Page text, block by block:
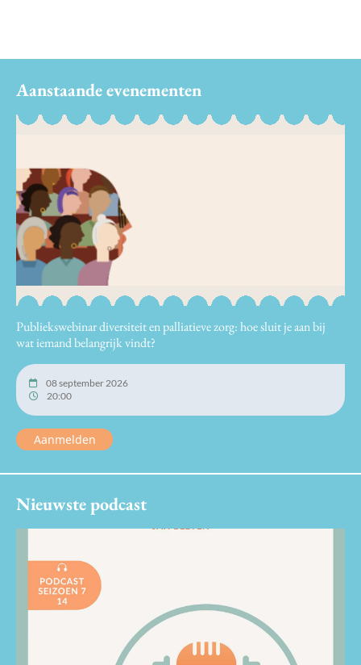
Aanstaande evenementen
Publiekswebinar diversiteit en palliatieve zorg: hoe sluit je aan bij
wat iemand belangrijk vindt?
08 september 2026
20:00
Aanmelden
Nieuwste podcast